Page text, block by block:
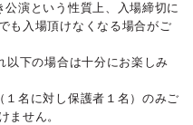
演という性質上、入場締切に
も入場頂けなくなる場合がご
以下の場合は十分にお楽しみ
名に対し保護者１名）のみご
ません。